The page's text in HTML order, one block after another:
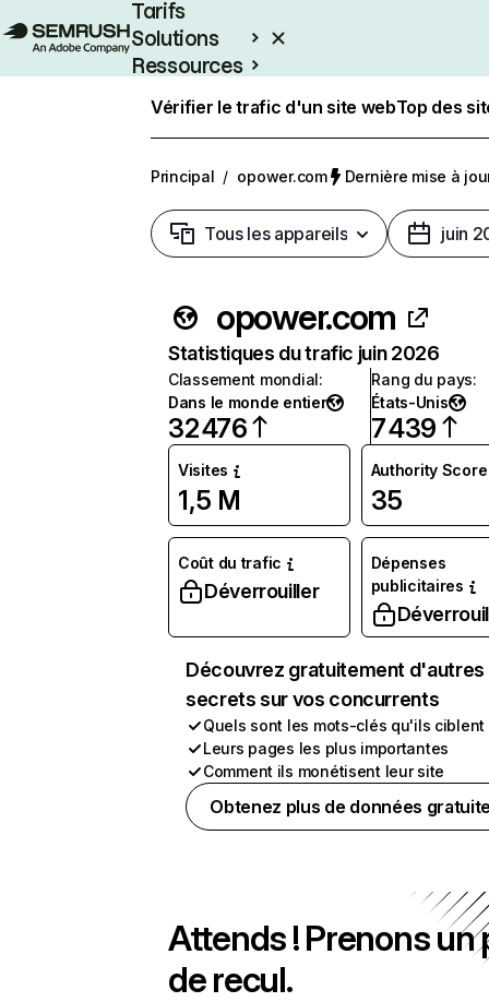
Tarifs
Solutions
Ressources
Vérifier le trafic d'un site webTop des
Principal / opower.com Dernière mise à
Tous les appareils juin
opower.com
Statistiques du trafic juin 2026
Classement mondial:
Dans le monde entier
32 476
Rang du pays:
États-Unis
7 439
Visites
1,5 M
Authority Score
35
Coût du trafic
Déverrouiller
Dépenses
publicitaires
Découvrez gratuitement d'autres
secrets sur vos concurrents
Quels sont les mots-clés qu'ils ciblent
Leurs pages les plus importantes
Comment ils monétisent leur site
Obtenez plus de données
Attends ! Prenons un
de recul.